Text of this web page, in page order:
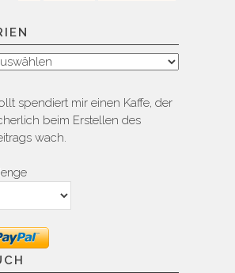
spendiert mir einen Kaffe, der
beim Erstellen des
wach.